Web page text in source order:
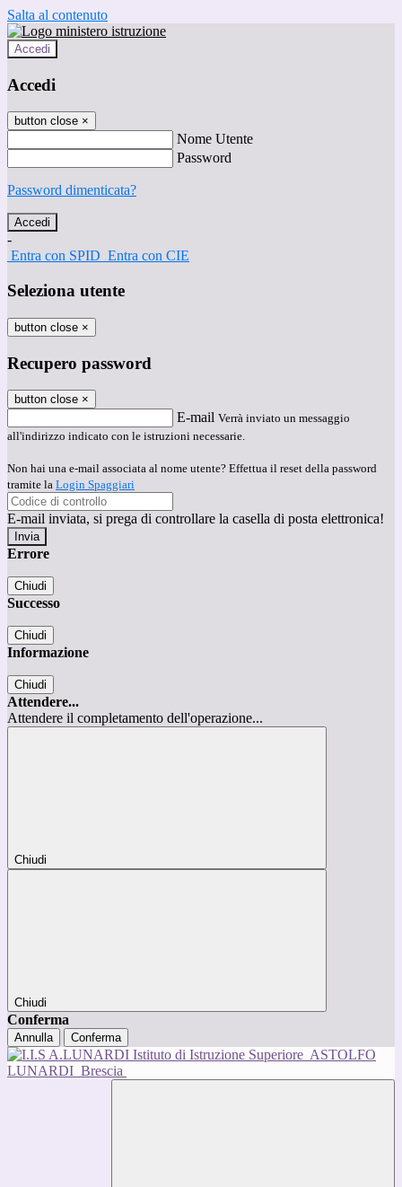
Salta al contenuto
Accedi
Accedi
button close ×
Nome Utente
Password
Password dimenticata?
-
Entra con SPID Entra con CIE
Seleziona utente
button close ×
Recupero password
button close ×
E-mail Verrà inviato un messaggio
all'indirizzo indicato con le istruzioni necessarie.
Non hai una e-mail associata al nome utente? Effettua il reset della password
tramite la Login Spaggiari
E-mail inviata, si prega di controllare la casella di posta elettronica!
Errore
Chiudi
Successo
Chiudi
Informazione
Chiudi
Attendere...
Attendere il completamento dell'operazione...
Chiudi
Chiudi
Conferma
Annulla Conferma
Istituto di Istruzione Superiore ASTOLFO
LUNARDI Brescia